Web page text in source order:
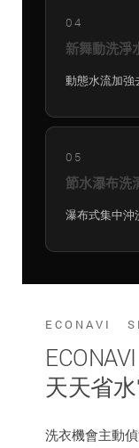
04
新舞動洗淨
動態水流加強
05
節水瀑布洗
瀑布式集中沖
ECONAVI
天天省
洗衣機會主動